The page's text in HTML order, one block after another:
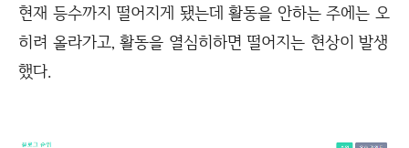
현재 등수까지 떨어지게 됐는데 활동을 안하는 주에는 오
히려 올라가고, 활동을 열심히하면 떨어지는 현상이 발생
했다.